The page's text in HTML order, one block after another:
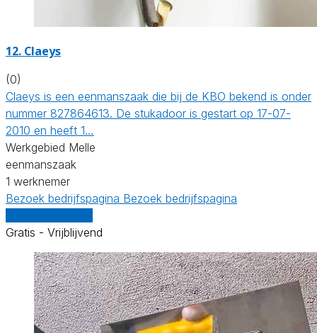
12. Claeys
(0)
Claeys is een eenmanszaak die bij de KBO bekend is onder
nummer 827864613. De stukadoor is gestart op 17-07-
2010 en heeft 1…
Werkgebied Melle
eenmanszaak
1 werknemer
Bezoek bedrijfspagina Bezoek bedrijfspagina
Gratis - Vrijblijvend